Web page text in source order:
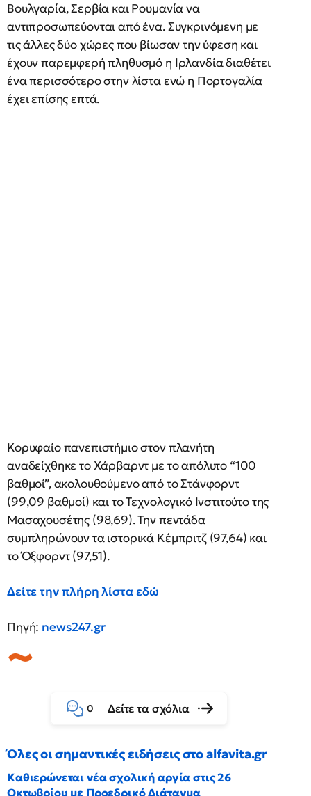
Βουλγαρία, Σερβία και Ρουμανία να
αντιπροσωπεύονται από ένα. Συγκρινόμενη με
τις άλλες δύο χώρες που βίωσαν την ύφεση και
έχουν παρεμφερή πληθυσμό η Ιρλανδία διαθέτει
ένα περισσότερο στην λίστα ενώ η Πορτογαλία
έχει επίσης επτά.
Κορυφαίο πανεπιστήμιο στον πλανήτη
αναδείχθηκε το Χάρβαρντ με το απόλυτο “100
βαθμοί”, ακολουθούμενο από το Στάνφορντ
(99,09 βαθμοί) και το Τεχνολογικό Ινστιτούτο της
Μασαχουσέτης (98,69). Την πεντάδα
συμπληρώνουν τα ιστορικά Κέμπριτζ (97,64) και
το Όξφορντ (97,51).
Δείτε την πλήρη λίστα εδώ
Πηγή: news247.gr
0 Δείτε τα σχόλια
Όλες οι σημαντικές ειδήσεις στο alfavita.gr
Καθιερώνεται νέα σχολική αργία στις 26
Οκτωβρίου με Προεδρικό Διάταγμα